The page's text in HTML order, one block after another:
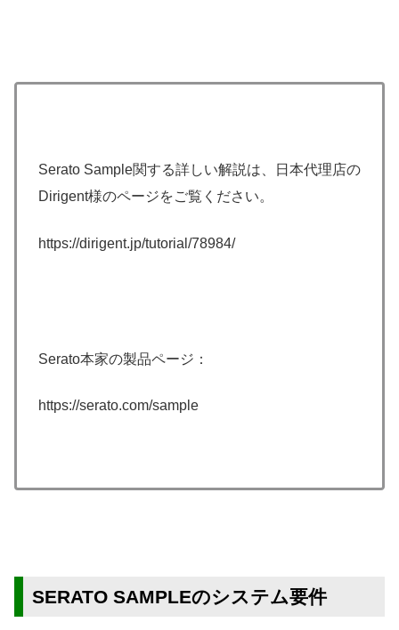
Serato Sample関する詳しい解説は、日本代理店の
Dirigent様のページをご覧ください。
https://dirigent.jp/tutorial/78984/
Serato本家の製品ページ：
https://serato.com/sample
SERATO SAMPLEのシステム要件